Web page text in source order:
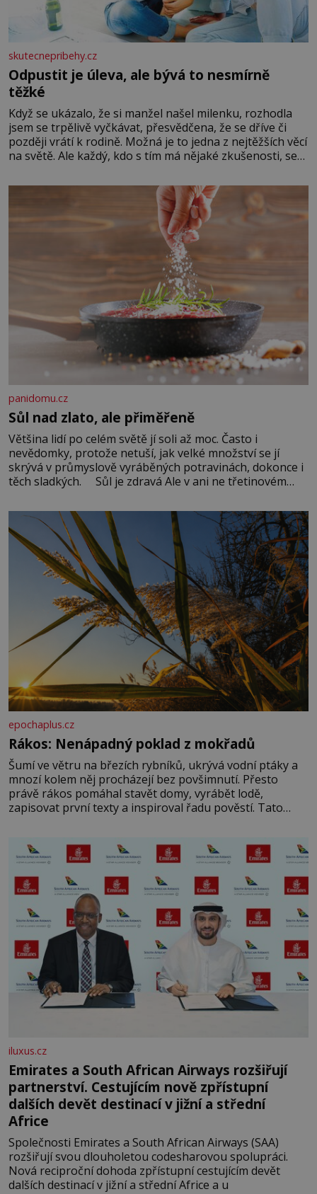
skutecnepribehy.cz
Odpustit je úleva, ale bývá to nesmírně
těžké
Když se ukázalo, že si manžel našel milenku, rozhodla
jsem se trpělivě vyčkávat, přesvědčena, že se dříve či
později vrátí k rodině. Možná je to jedna z nejtěžších věcí
na světě. Ale každý, kdo s tím má nějaké zkušenosti, se
Když se ke mně doneslo, že si manžel pořídil milenku,
panidomu.cz
Sůl nad zlato, ale přiměřeně
Většina lidí po celém světě jí soli až moc. Často i
nevědomky, protože netuší, jak velké množství se jí
skrývá v průmyslově vyráběných potravinách, dokonce i
těch sladkých. Sůl je zdravá Ale v ani ne třetinovém
základní složky– sodík a chlór – jsou zásadní pro
správné hospodaření
epochaplus.cz
Rákos: Nenápadný poklad z mokřadů
Šumí ve větru na březích rybníků, ukrývá vodní ptáky a
mnozí kolem něj procházejí bez povšimnutí. Přesto
právě rákos pomáhal stavět domy, vyrábět lodě,
zapisovat první texty a inspiroval řadu pověstí. Tato
letního koupání. Stačí se však podívat
iluxus.cz
Emirates a South African Airways rozšiřují
partnerství. Cestujícím nově zpřístupní
dalších devět destinací v jižní a střední
Africe
Společnosti Emirates a South African Airways (SAA)
rozšiřují svou dlouholetou codesharovou spolupráci.
Nová reciproční dohoda zpřístupní cestujícím devět
dalších destinací v jižní a střední Africe a u